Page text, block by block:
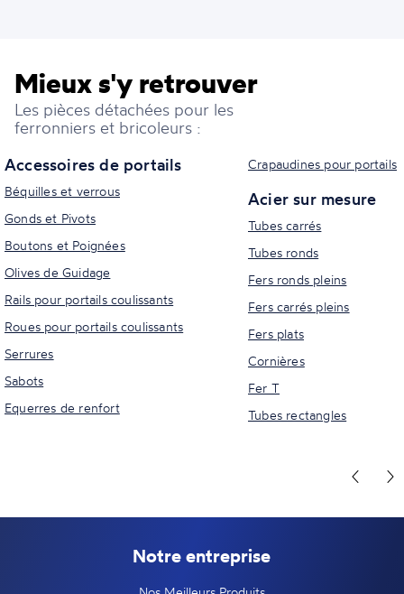
Mieux s'y retrouver
Les pièces détachées pour les
ferronniers et bricoleurs :
Accessoires de portails
Béquilles et verrous
Gonds et Pivots
Boutons et Poignées
Olives de Guidage
Rails pour portails coulissants
Roues pour portails coulissants
Serrures
Sabots
Equerres de renfort
Crapaudines pour portails
Acier sur mesure
Tubes carrés
Tubes ronds
Fers ronds pleins
Fers carrés pleins
Fers plats
Cornières
Fer T
Tubes rectangles
Notre entreprise